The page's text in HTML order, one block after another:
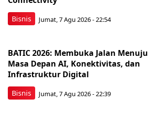
Bisnis Jumat, 7 Agu 2026 - 22:54
Bisnis
BATIC 2026: Membuka Jalan Menuju
Masa Depan AI, Konektivitas, dan
Infrastruktur Digital
Jumat, 7 Agu 2026 - 22:39